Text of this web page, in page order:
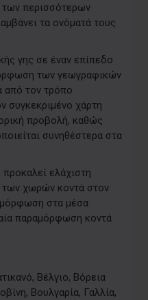
των περισσότερων
τα ονόματά τους
γης σε έναν επίπεδο
των γεωγραφικών
από τον τρόπο
συγκεκριμένο χάρτη
προβολή, καθώς
συνηθέστερα στα
ελάχιστη
χωρών κοντά στον
στα μέσα
παραμόρφωση κοντά
Βέλγιο, Βόρεια
Βουλγαρία, Γαλλία,